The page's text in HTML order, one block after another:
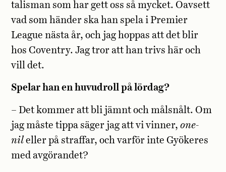
talisman som har gett oss så mycket. Oavsett
vad som händer ska han spela i Premier
League nästa år, och jag hoppas att det blir
hos Coventry. Jag tror att han trivs här och
vill det.
Spelar han en huvudroll på lördag?
– Det kommer att bli jämnt och målsnålt. Om
jag måste tippa säger jag att vi vinner,one-
nileller på straffar, och varför inte Gyökeres
med avgörandet?